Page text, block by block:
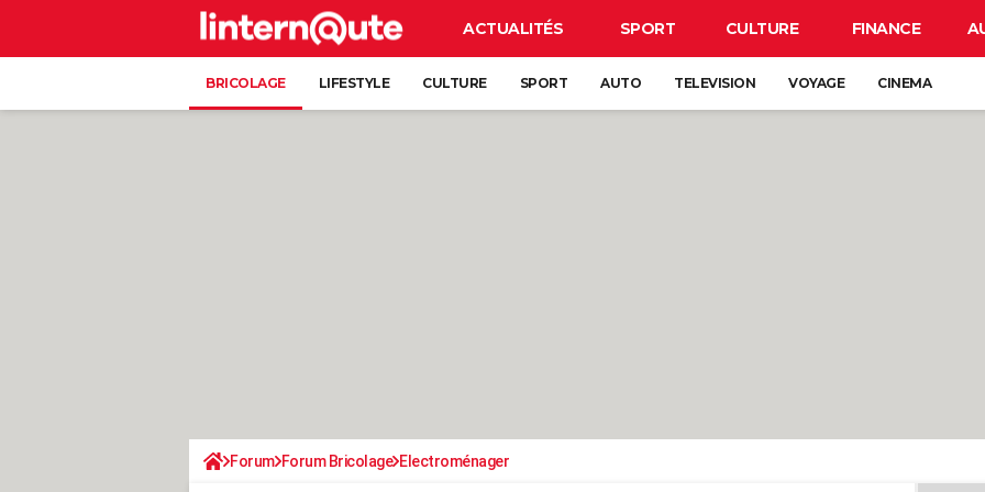
ACTUALITÉS SPORT CULTURE FINANCE
BRICOLAGE LIFESTYLE CULTURE SPORT AUTO TELEVISION VOYAGE CINEMA
Forum Forum Bricolage Electroménager